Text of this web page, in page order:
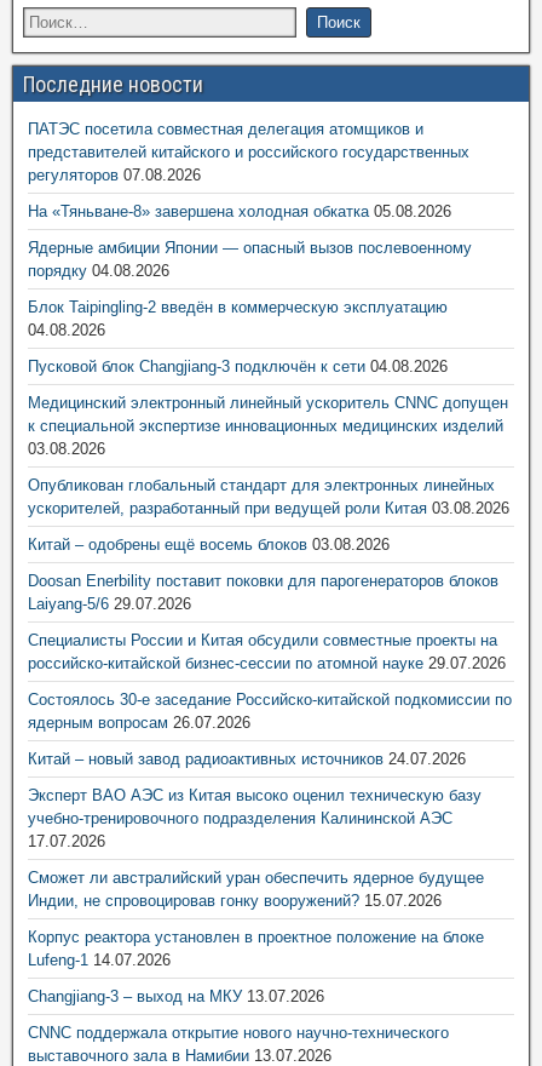
Последние новости
ПАТЭС посетила совместная делегация атомщиков и
представителей китайского и российского государственных
регуляторов 07.08.2026
На «Тяньване-8» завершена холодная обкатка 05.08.2026
Ядерные амбиции Японии — опасный вызов послевоенному
порядку 04.08.2026
Блок Taipingling-2 введён в коммерческую эксплуатацию
04.08.2026
Пусковой блок Changjiang-3 подключён к сети 04.08.2026
Медицинский электронный линейный ускоритель CNNC допущен
к специальной экспертизе инновационных медицинских изделий
03.08.2026
Опубликован глобальный стандарт для электронных линейных
ускорителей, разработанный при ведущей роли Китая 03.08.2026
Китай – одобрены ещё восемь блоков 03.08.2026
Doosan Enerbility поставит поковки для парогенераторов блоков
Laiyang-5/6 29.07.2026
Специалисты России и Китая обсудили совместные проекты на
российско-китайской бизнес-сессии по атомной науке 29.07.2026
Состоялось 30-е заседание Российско-китайской подкомиссии по
ядерным вопросам 26.07.2026
Китай – новый завод радиоактивных источников 24.07.2026
Эксперт ВАО АЭС из Китая высоко оценил техническую базу
учебно-тренировочного подразделения Калининской АЭС
17.07.2026
Сможет ли австралийский уран обеспечить ядерное будущее
Индии, не спровоцировав гонку вооружений? 15.07.2026
Корпус реактора установлен в проектное положение на блоке
Lufeng-1 14.07.2026
Changjiang-3 – выход на МКУ 13.07.2026
CNNC поддержала открытие нового научно-технического
выставочного зала в Намибии 13.07.2026